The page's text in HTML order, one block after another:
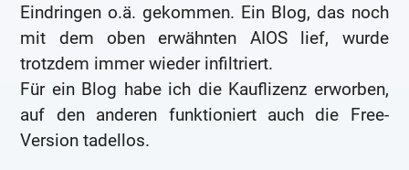
Eindringen o.ä. gekommen. Ein Blog, das noch
mit dem oben erwähnten AIOS lief, wurde
trotzdem immer wieder infiltriert.
Für ein Blog habe ich die Kauflizenz erworben,
auf den anderen funktioniert auch die Free-
Version tadellos.